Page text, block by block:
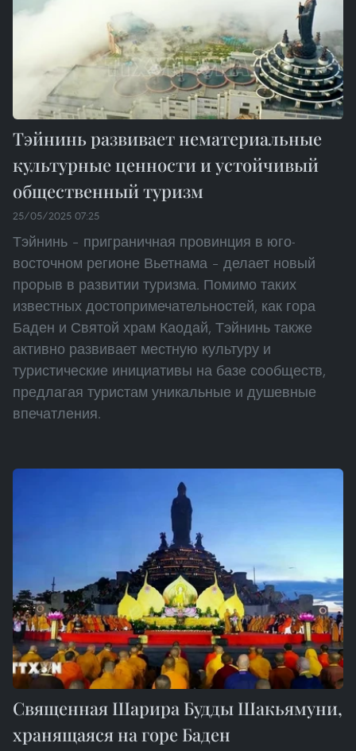
Тэйнинь развивает нематериальные
культурные ценности и устойчивый
общественный туризм
25/05/2025 07:25
Тэйнинь – приграничная провинция в юго-
восточном регионе Вьетнама – делает новый
прорыв в развитии туризма. Помимо таких
известных достопримечательностей, как гора
Баден и Святой храм Каодай, Тэйнинь также
активно развивает местную культуру и
туристические инициативы на базе сообществ,
предлагая туристам уникальные и душевные
впечатления.
Священная Шарира Будды Шакьямуни,
хранящаяся на горе Баден